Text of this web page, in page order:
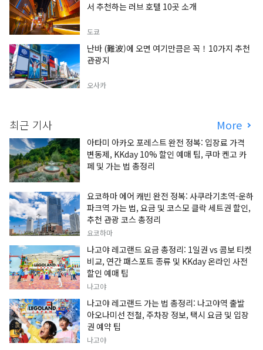
서 추천하는 러브 호텔 10곳 소개
도쿄
난바 (難波)에 오면 여기만큼은 꼭！10가지 추천
관광지
오사카
최근 기사 More
아타미 아카오 포레스트 완전 정복: 입장료 가격
변동제, KKday 10% 할인 예매 팁, 쿠마 켄고 카
페 및 가는 법 총정리
요코하마 에어 캐빈 완전 정복: 사쿠라기초역-운하
파크역 가는 법, 요금 및 코스모 클락 세트권 할인,
추천 관광 코스 총정리
요코하마
나고야 레고랜드 요금 총정리: 1일권 vs 콤보 티켓
비교, 연간 패스포트 종류 및 KKday 온라인 사전
할인 예매 팁
나고야
나고야 레고랜드 가는 법 총정리: 나고야역 출발
아오나미선 전철, 주차장 정보, 택시 요금 및 입장
권 예약 팁
나고야